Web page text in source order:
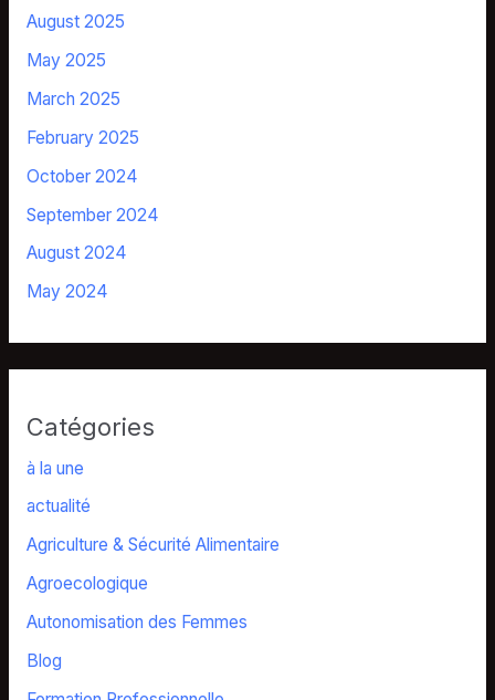
August 2025
May 2025
March 2025
February 2025
October 2024
September 2024
August 2024
May 2024
Catégories
à la une
actualité
Agriculture & Sécurité Alimentaire
Agroecologique
Autonomisation des Femmes
Blog